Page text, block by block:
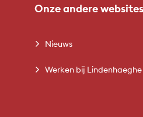
Onze andere websites
Nieuws
Werken bij Lindenhaeghe